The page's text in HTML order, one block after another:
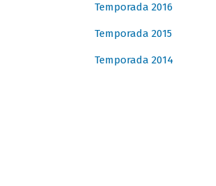
Temporada 2016
Temporada 2015
Temporada 2014